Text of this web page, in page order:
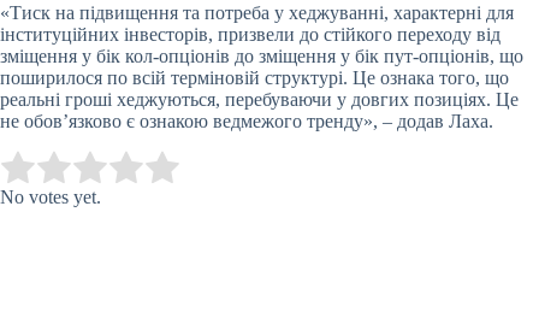
«Тиск на підвищення та потреба у хеджуванні, характерні для
інституційних інвесторів, призвели до стійкого переходу від
зміщення у бік кол-опціонів до зміщення у бік пут-опціонів, що
поширилося по всій терміновій структурі. Це ознака того, що
реальні гроші хеджуються, перебуваючи у довгих позиціях. Це
не обов’язково є ознакою ведмежого тренду», – додав Лаха.
Rate this item:
No votes yet.